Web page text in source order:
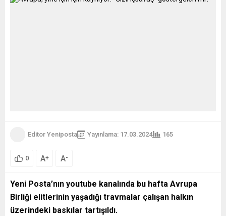
Editor Yeniposta Yayınlama: 17.03.2024 165
0 A+ A-
Yeni Posta’nın youtube kanalında bu hafta Avrupa
Birliği elitlerinin yaşadığı travmalar çalışan halkın
üzerindeki baskılar tartışıldı.